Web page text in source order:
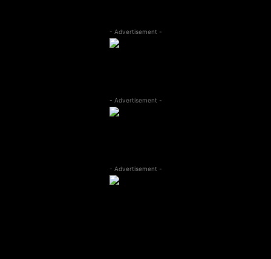
- Advertisement -
- Advertisement -
- Advertisement -